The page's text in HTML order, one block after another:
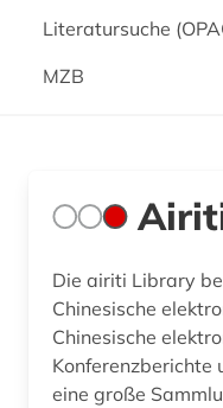
Literatursuche
MZB
Die airiti Library
Chinesische
Chinesische
Konferenzberichte und E-Books. CEPS enthält
eine große